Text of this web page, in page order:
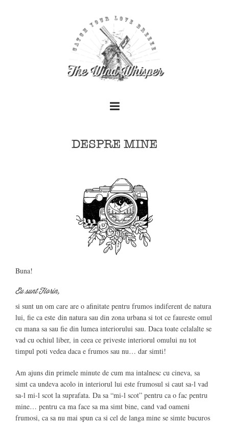
DESPRE MINE
Buna!
Eu sunt Florin,
si sunt un om care are o afinitate pentru frumos indiferent de natura
lui, fie ca este din natura sau din zona urbana si tot ce faureste omul
cu mana sa sau fie din lumea interiorului sau. Daca toate celalalte se
vad cu ochiul liber, in ceea ce priveste interiorul omului nu tot
timpul poti vedea daca e frumos sau nu… dar simti!
Am ajuns din primele minute de cum ma intalnesc cu cineva, sa
simt ca undeva acolo in interiorul lui este frumosul si caut sa-l vad
sa-l mi-l scot la suprafata. Da sa “mi-l scot” pentru ca o fac pentru
mine… pentru ca ma face sa ma simt bine, cand vad oameni
frumosi, ca sa nu mai spun ca si cel de langa mine se simte bucuros